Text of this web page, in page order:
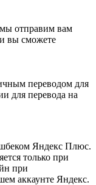
отправим вам
вы сможете
переводом для
для перевода на
Яндекс Плюс.
только при
при
аккаунте Яндекс.